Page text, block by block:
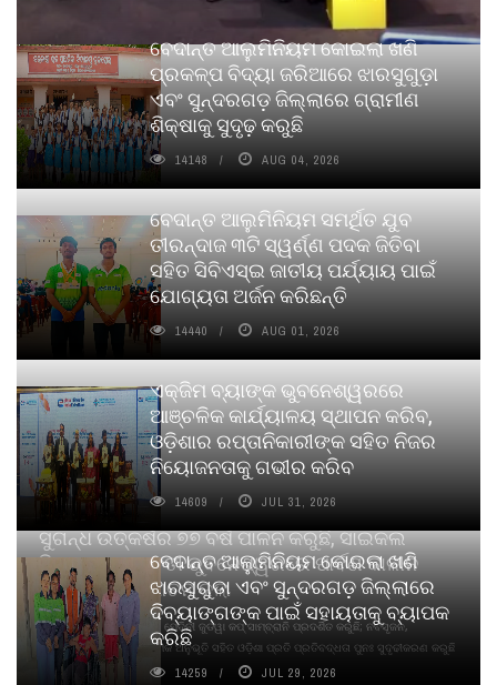
ସୁଗନ୍ଧ ଉତ୍କର୍ଷର ୭୭ ବର୍ଷ ପାଳନ କରୁଛି, ସାଇକଲ
ପିୟୋର୍‌ ଅଗରବତୀ ଭୁବନେଶ୍ୱରରେ ପାର୍ବଣ କାଳୀନ
ନବସୃଜନ ଉନ୍ମୋଚନ କଲା
ବାଉଁଶ ବିହୀନ କଠିନ ଧୂପ ଏବଂ ମେଦିନୀ ଜୁଡୱା କପ୍‌ ସାମ୍ବ୍ରାନି ପ୍ରଦର୍ଶିତ କରୁଛି; ନବସୃଜନ,
ଦୀର୍ଘସ୍ଥାୟିତା ଏବଂ ଆଧ୍ୟାତ୍ମିକ ଅନୁଭୂତି ସହିତ ଓଡ଼ିଶା ପ୍ରତି ପ୍ରତିବଦ୍ଧତା ପୁନଃ ସୁଦୃଢୀକରଣ କରୁଛି
ବେଦାନ୍ତ ଆଲୁମିନିୟମ କୋଇଲା ଖଣି
ପ୍ରକଳ୍ପ ବିଦ୍ୟା ଜରିଆରେ ଝାରସୁଗୁଡ଼ା
ଏବଂ ସୁନ୍ଦରଗଡ଼ ଜିଲ୍ଲାରେ ଗ୍ରାମୀଣ
ଶିକ୍ଷାକୁ ସୁଦୃଢ଼ କରୁଛି
14148 AUG 04, 2026
ବେଦାନ୍ତ ଆଲୁମିନିୟମ ସମର୍ଥିତ ଯୁବ
ତୀରନ୍ଦାଜ ୩ଟି ସ୍ୱର୍ଣ୍ଣ ପଦକ ଜିତିବା
ସହିତ ସିବିଏସ୍ଇ ଜାତୀୟ ପର୍ଯ୍ୟାୟ ପାଇଁ
ଯୋଗ୍ୟତା ଅର୍ଜନ କରିଛନ୍ତି
14440 AUG 01, 2026
ଏକ୍ଜିମ ବ୍ୟାଙ୍କ ଭୁବନେଶ୍ୱରରେ
ଆଞ୍ଚଳିକ କାର୍ଯ୍ୟାଳୟ ସ୍ଥାପନ କରିବ,
ଓଡ଼ିଶାର ରପ୍ତାନିକାରୀଙ୍କ ସହିତ ନିଜର
ନିୟୋଜନତାକୁ ଗଭୀର କରିବ
14609 JUL 31, 2026
ବେଦାନ୍ତ ଆଲୁମିନିୟମ କୋଇଲା ଖଣି
ଝାରସୁଗୁଡା ଏବଂ ସୁନ୍ଦରଗଡ଼ ଜିଲ୍ଲାରେ
ଦିବ୍ୟାଙ୍ଗଙ୍କ ପାଇଁ ସହାୟତାକୁ ବ୍ୟାପକ
କରିଛି
14259 JUL 29, 2026